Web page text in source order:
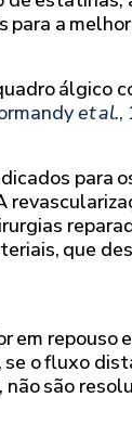
para a
álgico
et al.,
para
que
o fluxo
são